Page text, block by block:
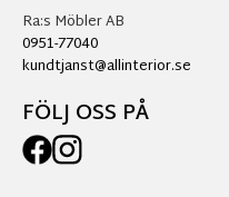
Ra:s Möbler AB
0951-77040
kundtjanst@allinterior.se
FÖLJ OSS PÅ